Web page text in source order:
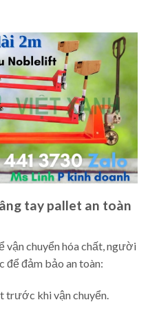
tay pallet an toàn
vận chuyển hóa chất, người
để đảm bảo an toàn:
trước khi vận chuyển.